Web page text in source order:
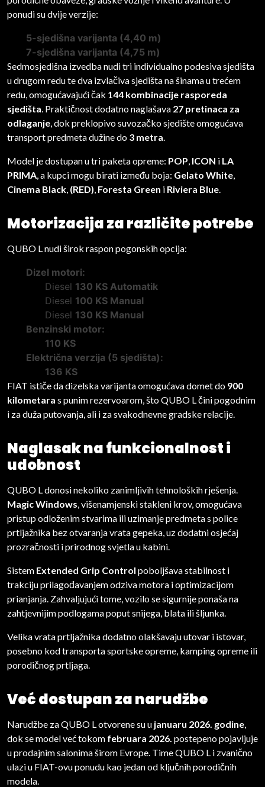
ponudi su dvije verzije:
5-sjedišna varijanta (4,40 m)
7-sjedišna varijanta (4,75 m)
Sedmosjedišna izvedba nudi tri individualno podesiva sjedišta
u drugom redu te dva izvlačiva sjedišta na šinama u trećem
redu, omogućavajući čak 144 kombinacije rasporeda
sjedišta . Praktičnost dodatno naglašava 27 pretinaca za
odlaganje , dok preklopivo suvozačko sjedište omogućava
transport predmeta dužine do 3 metra
Model je dostupan u tri paketa opreme: POP ICON i LA
PRIMA , a kupci mogu birati između boja: Gelato White
Cinema Black (RED) Foresta Green i Riviera Blue
Motorizacija za različite potrebe
QUBO L nudi širok raspon pogonskih opcija:
Dizel motori:
Diesel 130 KS Automatik
Diesel 100 KS Manual
Diesel 130 KS Manual
Benzinski motor:
110 KS
Električna verzija (5 sjedišta):
136 KS
FIAT ističe da dizelska varijanta omogućava domet do 900
kilometara s punim rezervoarom, što QUBO L čini pogodnim
i za duža putovanja, ali i za svakodnevne gradske relacije.
Naglasak na funkcionalnost i
udobnost
QUBO L donosi nekoliko zanimljivih tehnoloških rješenja.
Magic Windows , višenamjenski stakleni krov, omogućava
pristup odloženim stvarima ili uzimanje predmeta s police
prtljažnika bez otvaranja vrata gepeka, uz dodatni osjećaj
prozračnosti i prirodnog svjetla u kabini.
Sistem Extended Grip Control poboljšava stabilnost i
trakciju prilagođavanjem odziva motora i optimizacijom
prianjanja. Zahvaljujući tome, vozilo se sigurnije ponaša na
zahtjevnijim podlogama poput snijega, blata ili šljunka.
Velika vrata prtljažnika dodatno olakšavaju utovar i istovar,
posebno kod transporta sportske opreme, kamping opreme ili
porodičnog prtljaga.
Već dostupan za narudžbe
Narudžbe za QUBO L otvorene su u januaru 2026. godine
dok se model već tokom februara 2026. postepeno pojavljuje
u prodajnim salonima širom Evrope. Time QUBO L i zvanično
ulazi u FIAT-ovu ponudu kao jedan od ključnih porodičnih
modela.